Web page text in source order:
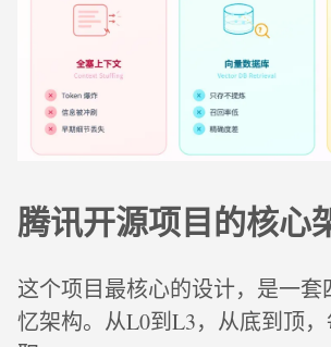
腾讯开源项目的核心
这个项目最核心的设计，是一套
忆架构。从L0到L3，从底到顶